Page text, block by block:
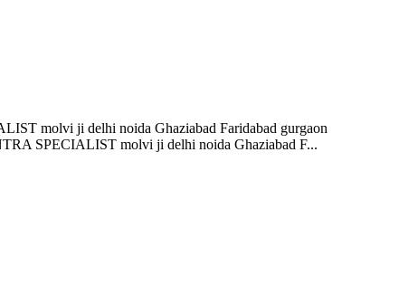
molvi ji delhi noida Ghaziabad Faridabad gurgaon
SPECIALIST molvi ji delhi noida Ghaziabad F...